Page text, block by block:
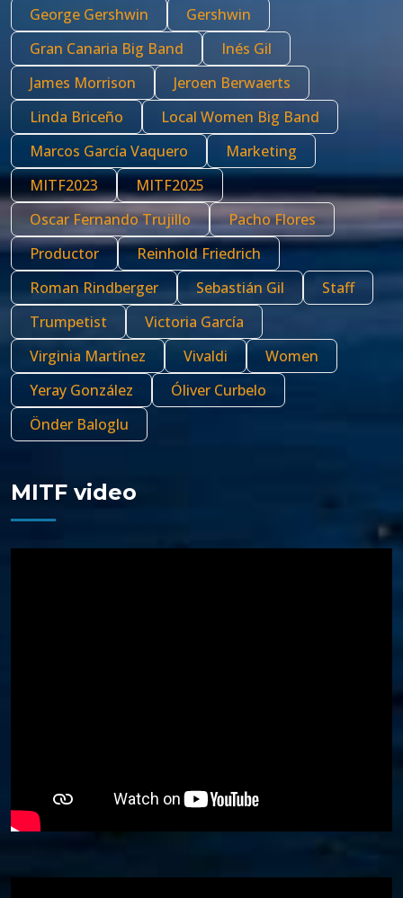
George Gershwin
Gershwin
Gran Canaria Big Band
Inés Gil
James Morrison
Jeroen Berwaerts
Linda Briceño
Local Women Big Band
Marcos García Vaquero
Marketing
MITF2023
MITF2025
Oscar Fernando Trujillo
Pacho Flores
Productor
Reinhold Friedrich
Roman Rindberger
Sebastián Gil
Staff
Trumpetist
Victoria García
Virginia Martínez
Vivaldi
Women
Yeray González
Óliver Curbelo
Önder Baloglu
MITF video